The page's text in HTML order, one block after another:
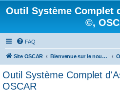
Outil Système Complet
©,
FAQ
Site OSCAR Bienvenue sur le nouveau forum OSCAR
Outil Système Complet
OSCAR